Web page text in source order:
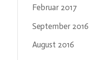
Februar 2017
September 2016
August 2016